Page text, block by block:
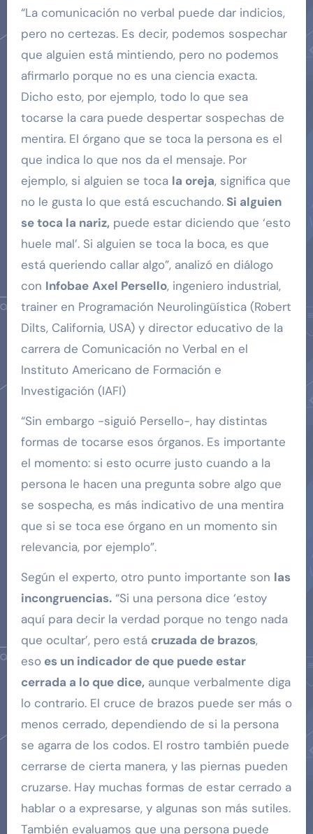
“La comunicación no verbal puede dar indicios,
pero no certezas. Es decir, podemos sospechar
que alguien está mintiendo, pero no podemos
afirmarlo porque no es una ciencia exacta.
Dicho esto, por ejemplo, todo lo que sea
tocarse la cara puede despertar sospechas de
mentira. El órgano que se toca la persona es el
que indica lo que nos da el mensaje. Por
ejemplo, si alguien se toca la oreja, significa que
no le gusta lo que está escuchando.Si alguien
se toca la nariz,puede estar diciendo que ‘esto
huele mal’. Si alguien se toca la boca, es que
está queriendo callar algo”, analizó en diálogo
con Infobae Axel Persello, ingeniero industrial,
trainer en Programación Neurolingüística (Robert
Dilts, California, USA) y director educativo de la
carrera de Comunicación no Verbal en el
Instituto Americano de Formación e
Investigación (IAFI)
“Sin embargo -siguió Persello-, hay distintas
formas de tocarse esos órganos. Es importante
el momento: si esto ocurre justo cuando a la
persona le hacen una pregunta sobre algo que
se sospecha, es más indicativo de una mentira
que si se toca ese órgano en un momento sin
relevancia, por ejemplo”.
Según el experto, otro punto importante son las
incongruencias.“Si una persona dice ‘estoy
aquí para decir la verdad porque no tengo nada
que ocultar’, pero está cruzada de brazos,
esoes un indicador de que puede estar
cerrada a lo que dice,aunque verbalmente diga
lo contrario. El cruce de brazos puede ser más o
menos cerrado, dependiendo de si la persona
se agarra de los codos. El rostro también puede
cerrarse de cierta manera, y las piernas pueden
cruzarse. Hay muchas formas de estar cerrado a
hablar o a expresarse, y algunas son más sutiles.
También evaluamos que una persona puede